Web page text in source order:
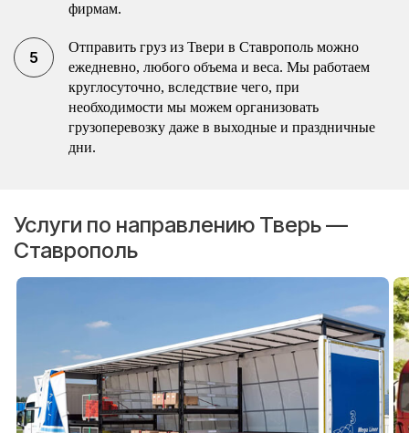
фирмам.
Отправить груз из Твери в Ставрополь можно
ежедневно, любого объема и веса. Мы работаем
круглосуточно, вследствие чего, при
необходимости мы можем организовать
грузоперевозку даже в выходные и праздничные
дни.
Услуги по направлению Тверь —
Ставрополь